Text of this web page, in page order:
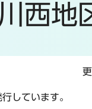
西地
しています。